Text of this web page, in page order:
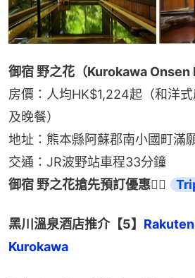
御宿 野之花（Kurokawa Onsen
房價：人均HK$1,224起（和洋
及晚餐）
地址：熊本縣阿蘇郡南小國町滿
交通：JR波野站車程33分鐘
御宿 野之花搶先預訂優惠👉🏻
黑川溫泉酒店推介【5】
Kurokawa